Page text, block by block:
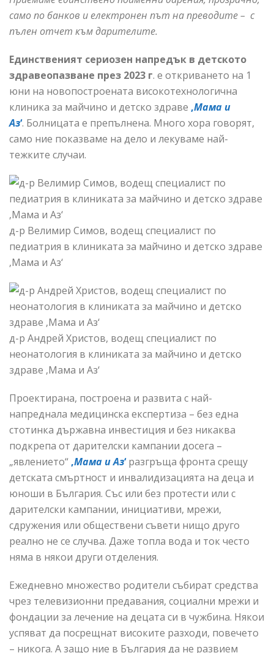
само по банков и електронен път на преводите – с
пълен отчет към дарителите.
Единственият сериозен напредък в детското
здравеопазване през 2023 г. е откриването на 1
юни на новопостроената високотехнологична
клиника за майчино и детско здраве ‚Мама и
Аз‘. Болницата е препълнена. Много хора говорят,
само ние показваме на дело и лекуваме най-
тежките случаи.
д-р Велимир Симов, водещ специалист по
педиатрия в клиниката за майчино и детско здраве
‚Мама и Аз‘
д-р Андрей Христов, водещ специалист по
неонатология в клиниката за майчино и детско
здраве ‚Мама и Аз‘
Проектирана, построена и развита с най-
напреднала медицинска експертиза – без една
стотинка държавна инвестиция и без никаква
подкрепа от дарителски кампании досега –
„явлението“ ‚Мама и Аз‘разгръща фронта срещу
детската смъртност и инвалидизацията на деца и
юноши в България. Със или без протести или с
дарителски кампании, инициативи, мрежи,
сдружения или обществени съвети нищо друго
реално не се случва. Даже топла вода и ток често
няма в някои други отделения.
Ежедневно множество родители събират средства
чрез телевизионни предавания, социални мрежи и
фондации за лечение на децата си в чужбина. Някои
успяват да посрещнат високите разходи, повечето
– никога. А защо ние в България да не развием